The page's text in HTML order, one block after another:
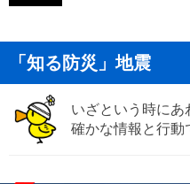
「知る防災」地震
いざという時にあ
確かな情報と行動